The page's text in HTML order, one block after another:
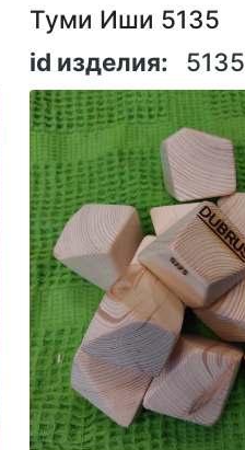
Туми Иши 5135
id изделия:
5135